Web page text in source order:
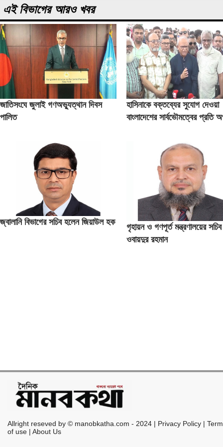
এই বিভাগের আরও খবর
জাতিসংঘে জুলাই গণঅভ্যুত্থান দিবস
পালিত
হাসিনাকে বক্তব্যের সুযোগ দেওয়া
বাংলাদেশের সার্বভৌমত্বের প্রতি
জ্বালানি বিভাগের সচিব হলেন জিয়াউল হক
গৃহায়ন ও গণপূর্ত মন্ত্রণালয়ের
ওবায়দুর রহমান
Allright reseved by © manobkatha.com - 2024 | Privacy Policy |
of use | About Us